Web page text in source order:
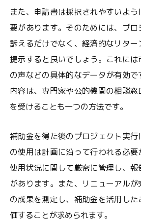
また、申請書は採択されやすいよ
要があります。そのためには、プ
訴えるだけでなく、経済的なリタ
提示すると良いでしょう。これに
の声などの具体的なデータが有効
内容は、専門家や公的機関の相談
を受けることも一つの方法です。
補助金を得た後のプロジェクト実
の使用は計画に沿って行われる必
使用状況に関して厳密に管理し、
があります。また、リニューアル
の成果を測定し、補助金を活用し
価することが求められます。